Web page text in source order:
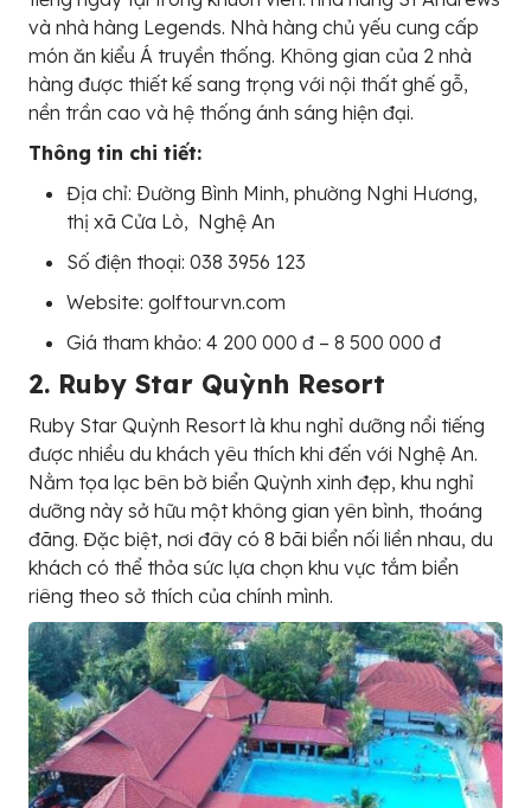
và nhà hàng Legends. Nhà hàng chủ yếu cung cấp
món ăn kiểu Á truyền thống. Không gian của 2 nhà
hàng được thiết kế sang trọng với nội thất ghế gỗ,
nền trần cao và hệ thống ánh sáng hiện đại.
Thông tin chi tiết:
Địa chỉ: Ðường Bình Minh, phường Nghi Hương,
thị xã Cửa Lò, Nghệ An
Số điện thoại: 038 3956 123
Website: golftourvn.com
Giá tham khảo: 4 200 000 đ – 8 500 000 đ
2. Ruby Star Quỳnh Resort
Ruby Star Quỳnh Resort là khu nghỉ dưỡng nổi tiếng
được nhiều du khách yêu thích khi đến với Nghệ An.
Nằm tọa lạc bên bờ biển Quỳnh xinh đẹp, khu nghỉ
dưỡng này sở hữu một không gian yên bình, thoáng
đãng. Đặc biệt, nơi đây có 8 bãi biển nối liền nhau, du
khách có thể thỏa sức lựa chọn khu vực tắm biển
riêng theo sở thích của chính mình.